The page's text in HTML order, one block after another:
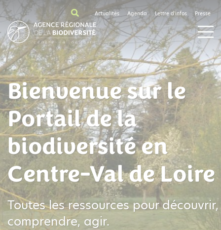
Actualités Agenda Lettre d'infos Presse
Bienvenue sur le
Portail de la
biodiversité en
Centre-Val de Loire
Toutes les ressources pour découvrir,
comprendre, agir.